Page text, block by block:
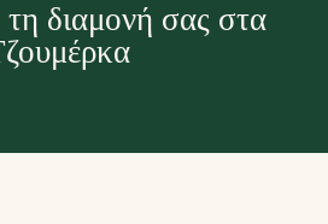
διαμονή σας στα